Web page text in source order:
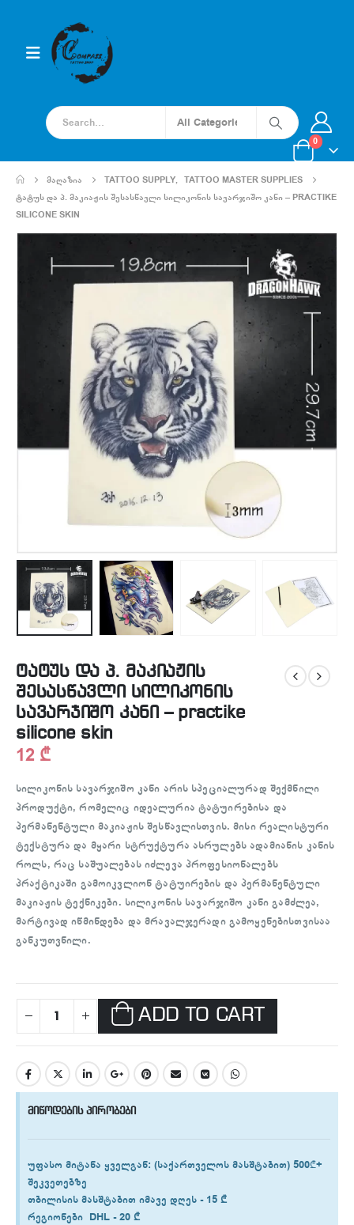
0
ᲛᲐᲦᲐᲖᲘᲐ TATTOO SUPPLY, TATTOO MASTER SUPPLIES
ᲢᲐᲢᲣᲡ ᲓᲐ Პ. ᲛᲐᲙᲘᲐᲟᲘᲡ ᲨᲔᲡᲐᲡᲬᲐᲕᲚᲘ ᲡᲘᲚᲘᲙᲝᲜᲘᲡ ᲡᲐᲕᲐᲠᲯᲘᲨᲝ ᲙᲐᲜᲘ – PRACTIKE
SILICONE SKIN
ტატუს და პ. მაკიაჟის
შესასწავლი სილიკონის
სავარჯიშო კანი – practike
silicone skin
12 ₾
სილიკონის სავარჯიშო კანი არის სპეციალურად შექმნილი
პროდუქტი, რომელიც იდეალურია ტატუირებისა და
პერმანენტული მაკიაჟის შესწავლისთვის. მისი რეალისტური
ტექსტურა და მყარი სტრუქტურა ასრულებს ადამიანის კანის
როლს, რაც საშუალებას იძლევა პროფესიონალებს
პრაქტიკაში გამოიკვლიონ ტატუირების და პერმანენტული
მაკიაჟის ტექნიკები. სილიკონის სავარჯიშო კანი გამძლეა,
მარტივად იწმინდება და მრავალჯერადი გამოყენებისთვისაა
განკუთვნილი.
ADD TO CART
მიწოდების პირობები
უფასო მიტანა ყველგან: (საქართველოს მასშტაბით) 500₾+
შეკვეთებზე
თბილისის მასშტაბით იმავე დღეს -15 ₾
რეგიონები DHL -20 ₾